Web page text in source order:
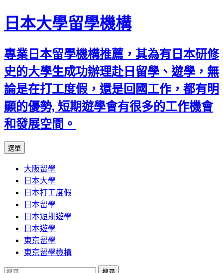
日本大學留學機構
專業日本留學機構推薦，其為有日本研修
史的大學生成功辦理赴日留學、遊學，無
論是在打工度假，還是回國工作，都有明
顯的優勢, 短期遊學會有很多的工作機會
和發展空間。
選單
內
容
大阪留學
日本大學
日本打工度假
日本留學
日本短期遊學
日本遊學
東京留學
東京留學機構